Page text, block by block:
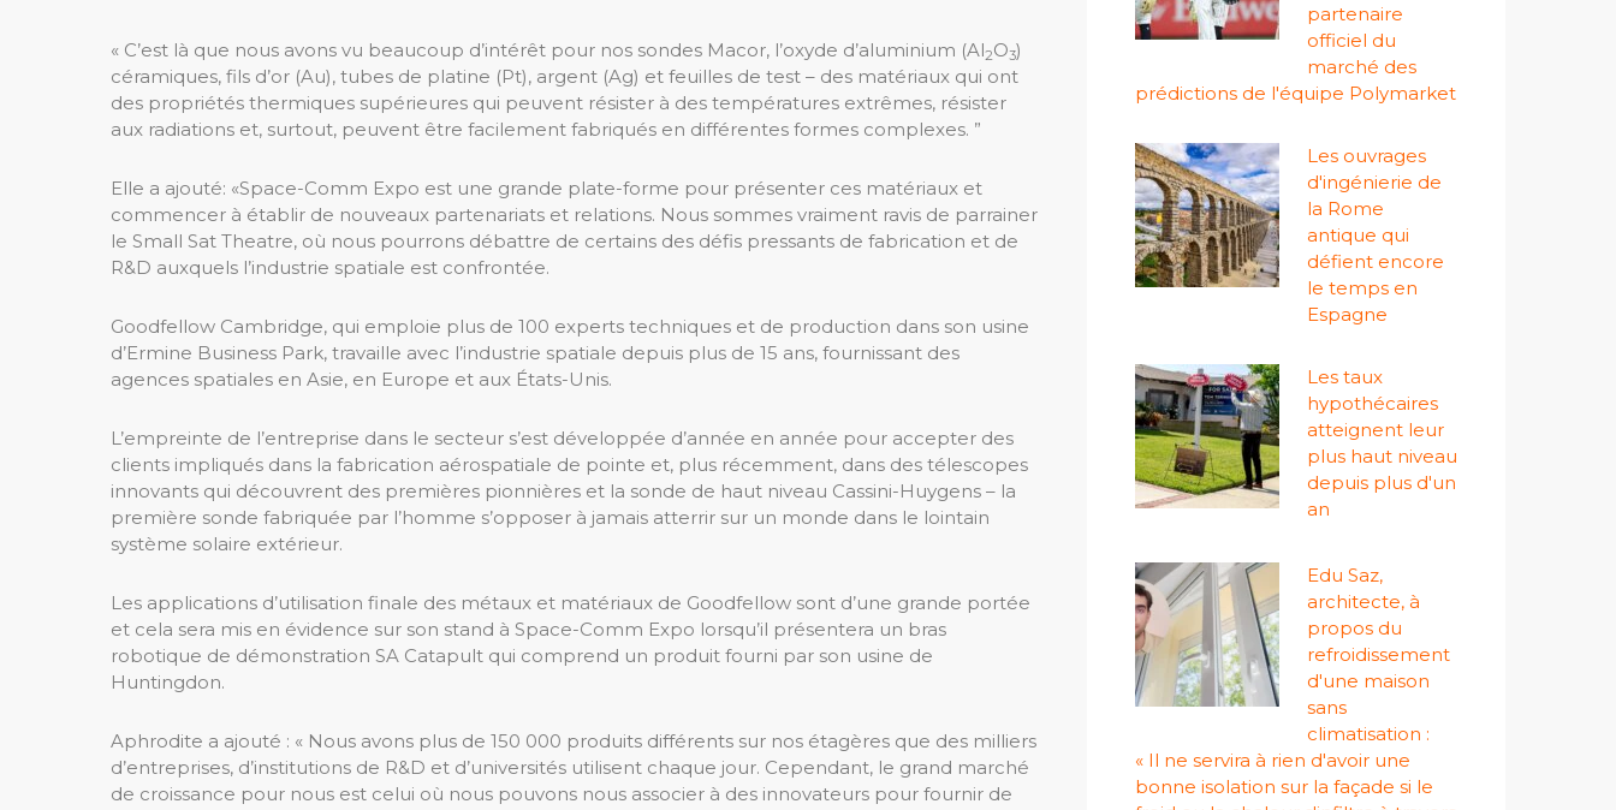
« C’est là que nous avons vu beaucoup d’intérêt pour nos sondes Macor, l’oxyde d’aluminium (Al2O3)
céramiques, fils d’or (Au), tubes de platine (Pt), argent (Ag) et feuilles de test – des matériaux qui ont
des propriétés thermiques supérieures qui peuvent résister à des températures extrêmes, résister
aux radiations et, surtout, peuvent être facilement fabriqués en différentes formes complexes. ”
Elle a ajouté: «Space-Comm Expo est une grande plate-forme pour présenter ces matériaux et
commencer à établir de nouveaux partenariats et relations. Nous sommes vraiment ravis de parrainer
le Small Sat Theatre, où nous pourrons débattre de certains des défis pressants de fabrication et de
R&D auxquels l’industrie spatiale est confrontée.
Goodfellow Cambridge, qui emploie plus de 100 experts techniques et de production dans son usine
d’Ermine Business Park, travaille avec l’industrie spatiale depuis plus de 15 ans, fournissant des
agences spatiales en Asie, en Europe et aux États-Unis.
L’empreinte de l’entreprise dans le secteur s’est développée d’année en année pour accepter des
clients impliqués dans la fabrication aérospatiale de pointe et, plus récemment, dans des télescopes
innovants qui découvrent des premières pionnières et la sonde de haut niveau Cassini-Huygens – la
première sonde fabriquée par l’homme s’opposer à jamais atterrir sur un monde dans le lointain
système solaire extérieur.
Les applications d’utilisation finale des métaux et matériaux de Goodfellow sont d’une grande portée
et cela sera mis en évidence sur son stand à Space-Comm Expo lorsqu’il présentera un bras
robotique de démonstration SA Catapult qui comprend un produit fourni par son usine de
Huntingdon.
Aphrodite a ajouté : « Nous avons plus de 150 000 produits différents sur nos étagères que des milliers
d’entreprises, d’institutions de R&D et d’universités utilisent chaque jour. Cependant, le grand marché
de croissance pour nous est celui où nous pouvons nous associer à des innovateurs pour fournir de
partenaire
officiel du
marché des
prédictions de l'équipe Polymarket
Les ouvrages
d'ingénierie de
la Rome
antique qui
défient encore
le temps en
Espagne
Les taux
hypothécaires
atteignent leur
plus haut niveau
depuis plus d'un
an
Edu Saz,
architecte, à
propos du
refroidissement
d'une maison
sans
climatisation :
« Il ne servira à rien d'avoir une
bonne isolation sur la façade si le